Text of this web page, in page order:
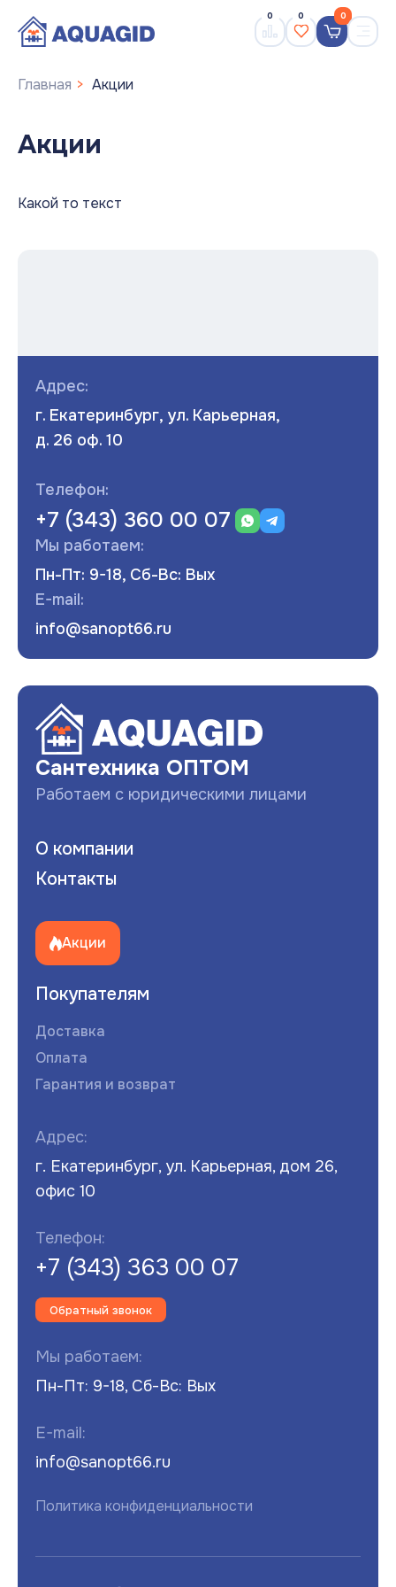
0 0 0
Главная Акции
Акции
Какой то текст
Адрес:
г. Екатеринбург, ул. Карьерная,
д. 26 оф. 10
Телефон:
+7 (343) 360 00 07
Мы работаем:
Пн-Пт: 9-18, Сб-Вс: Вых
E-mail:
info@sanopt66.ru
Сантехника ОПТОМ
Работаем с юридическими лицами
О компании
Контакты
Акции
Покупателям
Доставка
Оплата
Гарантия и возврат
Адрес:
г. Екатеринбург, ул. Карьерная, дом 26,
офис 10
Телефон:
+7 (343) 363 00 07
Обратный звонок
Мы работаем:
Пн-Пт: 9-18, Сб-Вс: Вых
E-mail:
info@sanopt66.ru
Политика конфиденциальности